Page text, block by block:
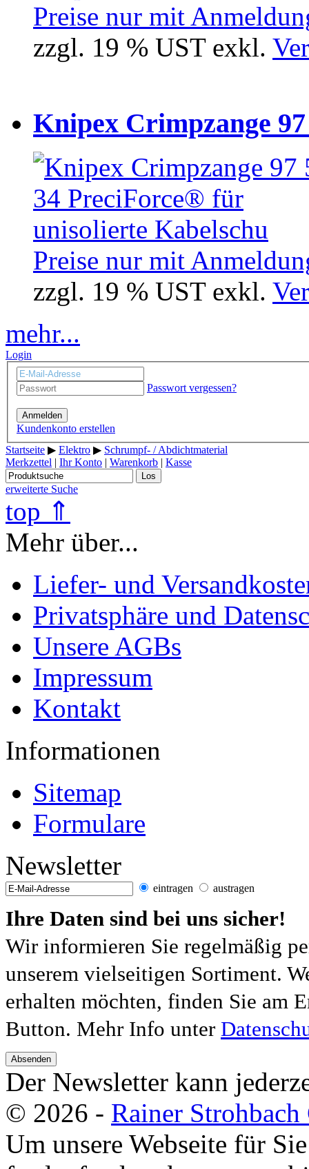
Preise nur mit
zzgl. 19 % UST exkl.
Knipex Crimpzange 97
Preise nur mit
zzgl. 19 % UST exkl.
mehr...
Login
Passwort vergessen?
Anmelden
Kundenkonto erstellen
Startseite ▶ Elektro ▶ Schrumpf- / Abdichtmaterial
Merkzettel | Ihr Konto | Warenkorb | Kasse
Los
erweiterte Suche
top ⇑
Mehr über...
Liefer- und
Privatsphäre und
Unsere AGBs
Impressum
Kontakt
Informationen
Sitemap
Formulare
Newsletter
eintragen austragen
Ihre Daten sind bei uns sicher!
Wir informieren Sie regelmäßig
unserem vielseitigen Sortiment.
erhalten möchten, finden Sie am
Button. Mehr Info unter
Absenden
Der Newsletter kann
© 2026 - Rainer
Um unsere Webseite für